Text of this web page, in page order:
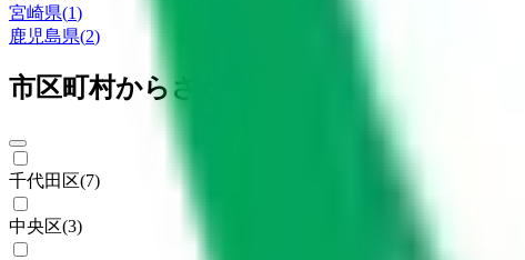
宮崎県(1)
鹿児島県(2)
市区町村からさがす
千代田区(7)
中央区(3)